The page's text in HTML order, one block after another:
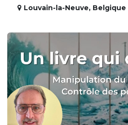
Louvain-la-Neuve, Belgique